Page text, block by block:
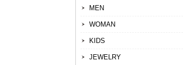
MEN
WOMAN
KIDS
JEWELRY